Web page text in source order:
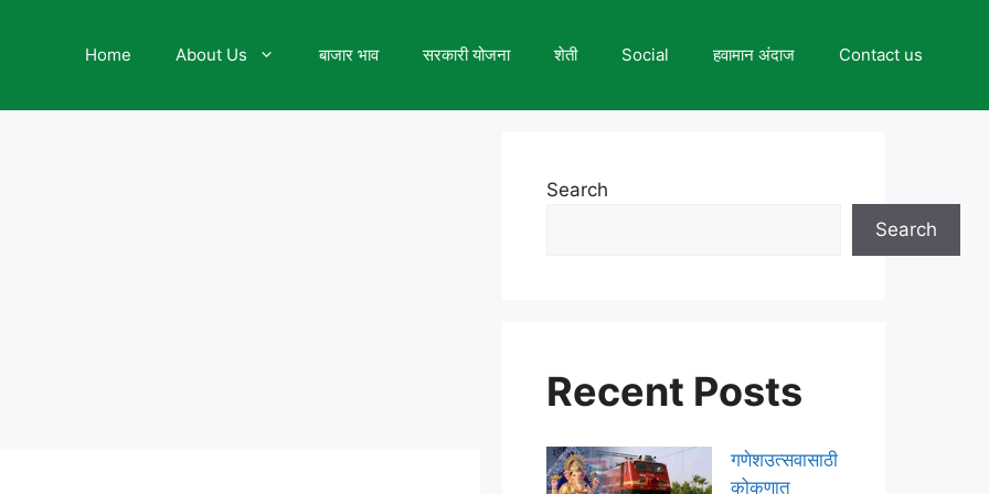
Home About Us बाजार भाव सरकारी योजना शेती Social हवामान अंदाज Contact us
Search
Search
Recent Posts
गणेशउत्सवासाठी
कोकणात